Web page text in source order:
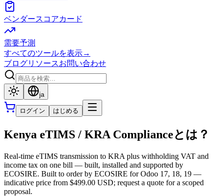
ベンダースコアカード
需要予測
すべてのツールを表示→
ブログリソースお問い合わせ
ja
ログイン はじめる
Kenya eTIMS / KRA Complianceとは？
Real-time eTIMS transmission to KRA plus withholding VAT and
income tax on one bill — built, installed and supported by
ECOSIRE. Built to order by ECOSIRE for Odoo 17, 18, 19 —
indicative price from $499.00 USD; request a quote for a scoped
proposal.